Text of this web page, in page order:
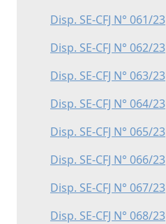
Disp. SE-CFJ N° 061/23
Disp. SE-CFJ N° 062/23
Disp. SE-CFJ N° 063/23
Disp. SE-CFJ N° 064/23
Disp. SE-CFJ N° 065/23
Disp. SE-CFJ N° 066/23
Disp. SE-CFJ N° 067/23
Disp. SE-CFJ N° 068/23